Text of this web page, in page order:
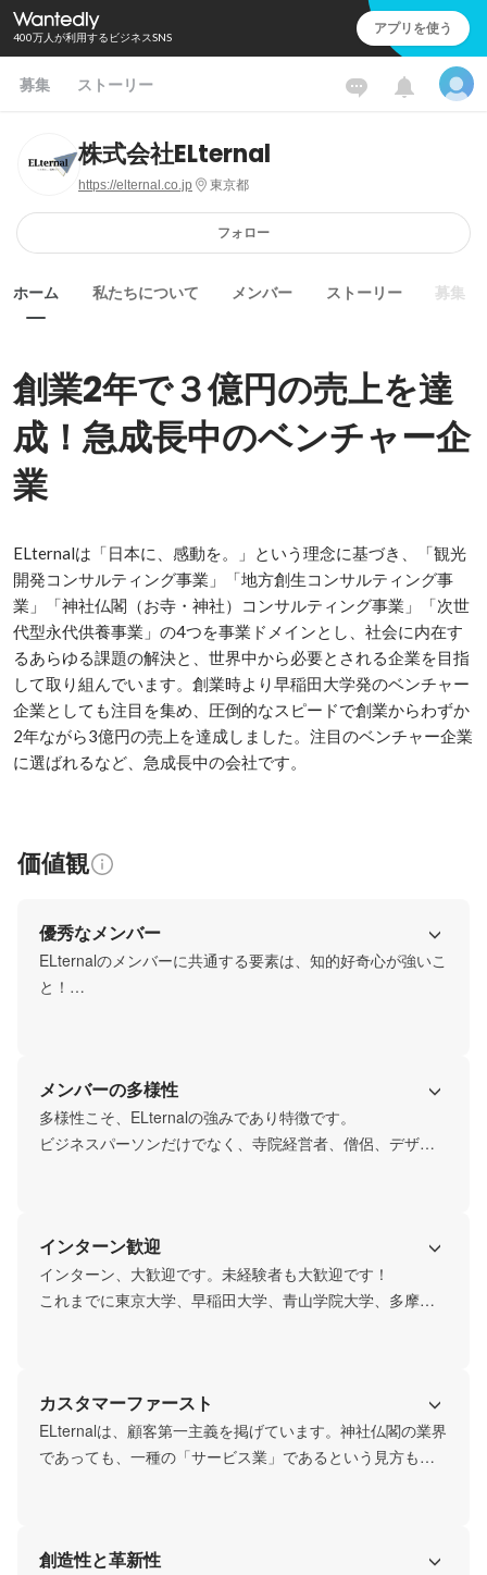
400万人が利用するビジネスSNS アプリを使う
募集 ストーリー
株式会社ELternal
https://elternal.co.jp 東京都
フォロー
ホーム 私たちについて メンバー ストーリー 募集
創業2年で３億円の売上を達
成！急成長中のベンチャー企
業
ELternalは「日本に、感動を。」という理念に基づき、「観光
開発コンサルティング事業」「地方創生コンサルティング事
業」「神社仏閣（お寺・神社）コンサルティング事業」「次世
代型永代供養事業」の4つを事業ドメインとし、社会に内在す
るあらゆる課題の解決と、世界中から必要とされる企業を目指
して取り組んでいます。創業時より早稲田大学発のベンチャー
企業としても注目を集め、圧倒的なスピードで創業からわずか
2年ながら3億円の売上を達成しました。注目のベンチャー企業
に選ばれるなど、急成長中の会社です。
価値観
優秀なメンバー
ELternalのメンバーに共通する要素は、知的好奇心が強いこ
と！
新しく加わるメンバーの方については、最初からいわゆる
「優秀（≒何でも/何かができる）」である必要はありませ
んが、知的好奇心、勤勉さ、努力とスピード感を大切にし
メンバーの多様性
多様性こそ、ELternalの強みであり特徴です。
ビジネスパーソンだけでなく、寺院経営者、僧侶、デザイ
当社ほど僧籍を仕事に活かせる場所は他にないと思いま
す！
インターン歓迎
インターン、大歓迎です。未経験者も大歓迎です！
これまでに東京大学、早稲田大学、青山学院大学、多摩美
験してみたい方、お寺・神社や歴史が好きな方など、ご連
絡をお待ちしています！どんな会社に行っても通用する力
がきっと身につくはずです。
カスタマーファースト
ELternalは、顧客第一主義を掲げています。神社仏閣の業界
であっても、一種の「サービス業」であるという見方も一
忘れないことを大切にしています。
創造性と革新性